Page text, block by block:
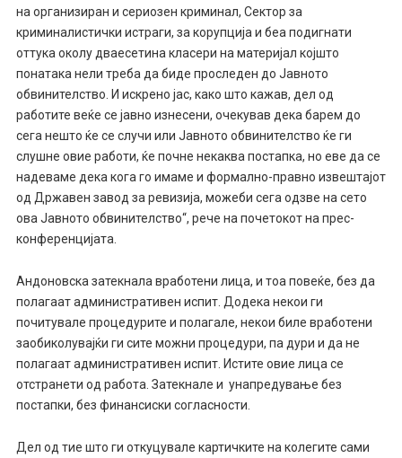
на организиран и сериозен криминал, Сектор за
криминалистички истраги, за корупција и беа подигнати
оттука околу дваесетина класери на материјал којшто
понатака нели треба да биде проследен до Јавното
обвинителство. И искрено јас, како што кажав, дел од
работите веќе се јавно изнесени, очекував дека барем до
сега нешто ќе се случи или Јавното обвинителство ќе ги
слушне овие работи, ќе почне некаква постапка, но еве да се
надеваме дека кога го имаме и формално-правно извештајот
од Државен завод за ревизија, можеби сега одзве на сето
ова Јавното обвинителство“, рече на почетокот на прес-
конференцијата.
Андоновска затекнала вработени лица, и тоа повеќе, без да
полагаат административен испит. Додека некои ги
почитувале процедурите и полагале, некои биле вработени
заобиколувајќи ги сите можни процедури, па дури и да не
полагаат административен испит. Истите овие лица се
отстранети од работа. Затекнале и унапредување без
постапки, без финансиски согласности.
Дел од тие што ги откуцувале картичките на колегите сами